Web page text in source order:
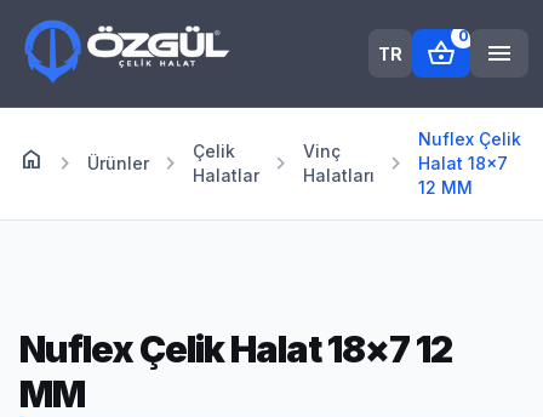
TR shopping_basket
0
menu
home Anasayfa
chevron_right Ürünler chevron_right
Çelik
Halatlar
chevron_right
Vinç
Halatları
chevron_right
Nuflex Çelik
Halat 18×7
12 MM
Nuflex Çelik Halat 18×7 12
MM